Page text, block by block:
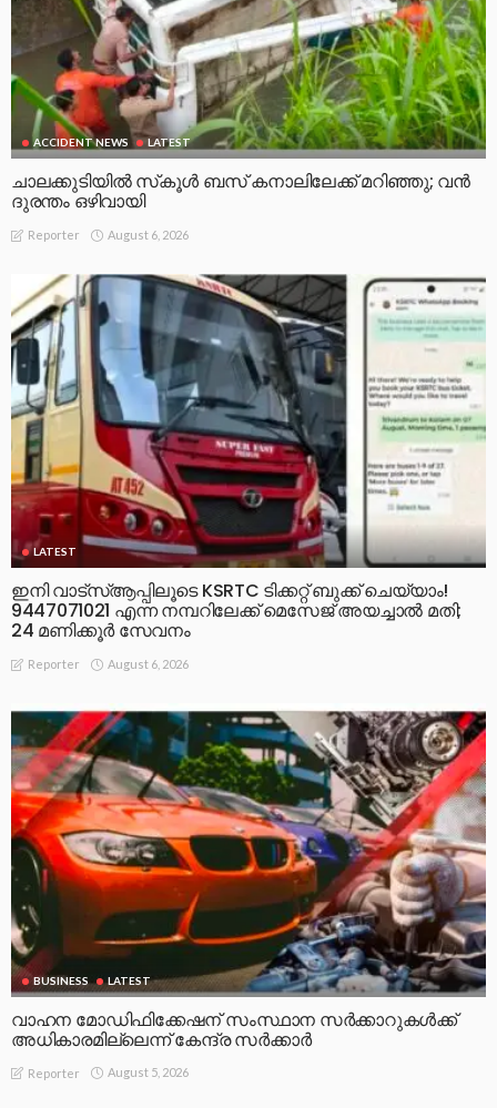
ACCIDENT NEWS LATEST
ചാലക്കുടിയിൽ സ്‌കൂൾ ബസ് കനാലിലേക്ക് മറിഞ്ഞു; വൻ
ദുരന്തം ഒഴിവായി
Reporter August 6, 2026
LATEST
ഇനി വാട്‌സ്ആപ്പിലൂടെ KSRTC ടിക്കറ്റ് ബുക്ക് ചെയ്യാം!
9447071021 എന്ന നമ്പറിലേക്ക് മെസേജ് അയച്ചാൽ മതി;
24 മണിക്കൂർ സേവനം
Reporter August 6, 2026
BUSINESS LATEST
വാഹന മോഡിഫിക്കേഷന് സംസ്ഥാന സർക്കാറുകൾക്ക്
അധികാരമില്ലെന്ന് കേന്ദ്ര സർക്കാർ
Reporter August 5, 2026